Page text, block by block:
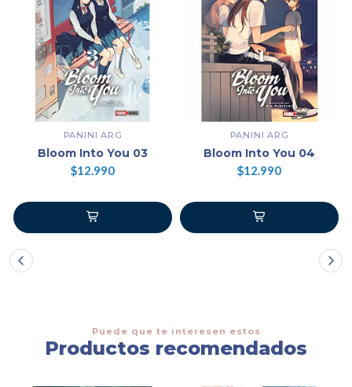
PANINI ARG
Bloom Into You 03
$12.990
PANINI ARG
Bloom Into You 04
$12.990
Puede que te interesen estos
Productos recomendados